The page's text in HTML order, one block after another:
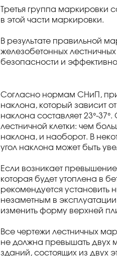
Третья группа маркировки
в этой части маркировки.
В результате правильной
железобетонных
безопасности и
Согласно нормам СНиП, при
наклона, который зависит
наклона составляет 23°-
лестничной клетки: чем
наклона, и наоборот. В
угол наклона может быть
Если возникает
которая будет утоплена в
рекомендуется
незаметным в
изменить форму верхней
Все чертежи лестничных
не должна превышать двух
зданий, состоящих из двух